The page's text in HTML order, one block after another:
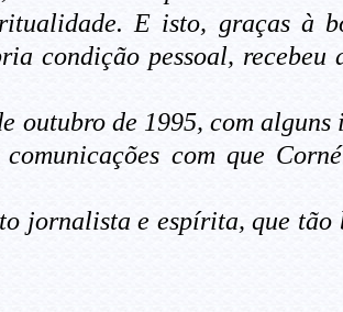
E isto, graças à
condição pessoal,
outubro de 1995, com
com que
jornalista e espírita, que tão